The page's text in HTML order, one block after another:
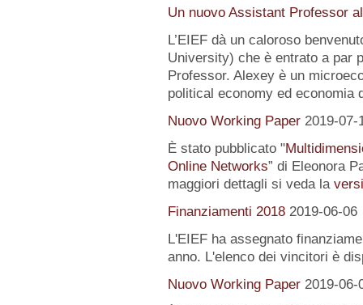
Un nuovo Assistant Professor
L’EIEF dà un caloroso
University) che è entrato a par
Professor. Alexey è un
political economy ed
Nuovo Working Paper 2019-07-
È stato pubblicato "
Online Networks” di Eleonora
maggiori dettagli si veda la
Finanziamenti 2018 2019-06-06
L'EIEF ha assegnato
anno. L'elenco dei vincitori è
Nuovo Working Paper 2019-06-